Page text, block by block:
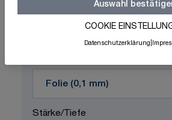
Auswahl
COOKIE
Datenschutzerklärung
Stärke/Tiefe